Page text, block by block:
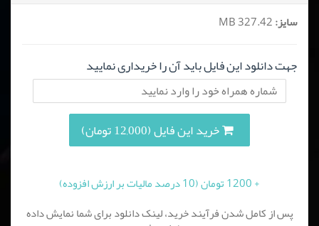
سایز:
جهت دانلود این فایل باید آن را خریداری نمایید
خرید این فایل (12,000 تومان)
+ 1200 تومان (10 درصد مالیات بر ارزش افزوده)
پس از کامل شدن فرآیند خرید، لینک دانلود برای شما نمایش داده